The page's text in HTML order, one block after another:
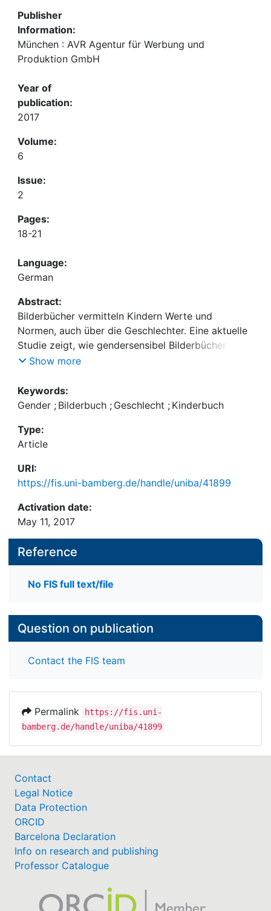
Publisher
Information:
München : AVR Agentur für Werbung und
Produktion GmbH
Year of
publication:
2017
Volume:
6
Issue:
2
Pages:
18-21
Language:
German
Abstract:
Bilderbücher vermitteln Kindern Werte und
Normen, auch über die Geschlechter. Eine aktuelle
Studie zeigt, wie gendersensibel Bilderbücher
wirklich sind und warum es sinnvoll sein kann, mit
Show more
Keywords:
Gender ; Bilderbuch ; Geschlecht ; Kinderbuch
Type:
Article
URI:
https://fis.uni-bamberg.de/handle/uniba/41899
Activation date:
May 11, 2017
Reference
No FIS full text/file
Question on publication
Contact the FIS team
Permalink
https://fis.uni-
bamberg.de/handle/uniba/41899
Contact
Legal Notice
Data Protection
ORCID
Barcelona Declaration
Info on research and publishing
Professor Catalogue